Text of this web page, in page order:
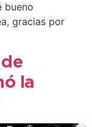
bueno
gracias por
la